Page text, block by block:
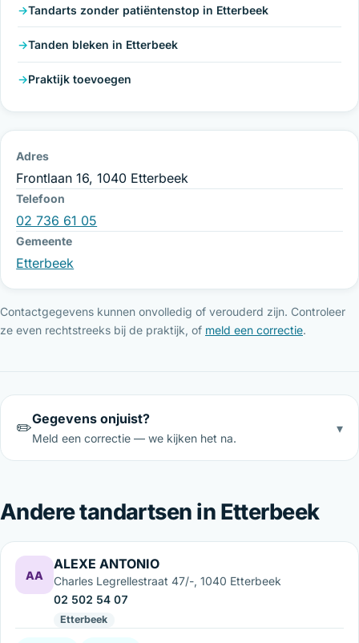
Tandarts zonder patiëntenstop in Etterbeek
Tanden bleken in Etterbeek
Praktijk toevoegen
Adres
Frontlaan 16, 1040 Etterbeek
Telefoon
02 736 61 05
Gemeente
Etterbeek
Contactgegevens kunnen onvolledig of verouderd zijn. Controleer
ze even rechtstreeks bij de praktijk, of meld een correctie.
✏️Gegevens onjuist?
Meld een correctie — we kijken het na.
▾
Andere tandartsen in Etterbeek
AA
ALEXE ANTONIO
Charles Legrellestraat 47/-, 1040 Etterbeek
02 502 54 07
Etterbeek